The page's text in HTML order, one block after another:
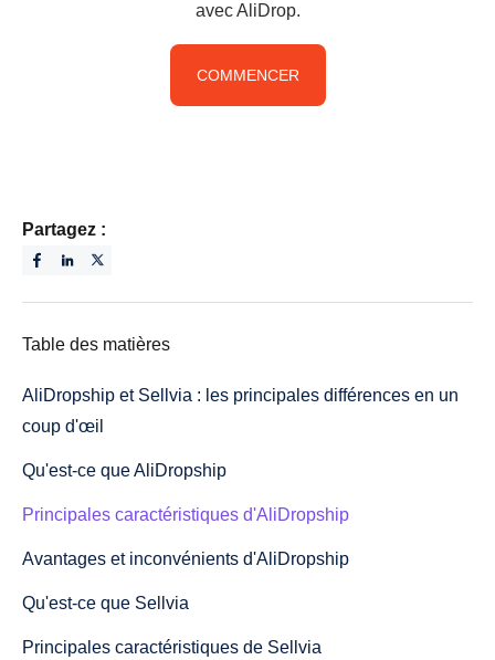
avec AliDrop.
COMMENCER
Partagez :
Table des matières
AliDropship et Sellvia : les principales différences en un
coup d'œil
Qu'est-ce que AliDropship
Principales caractéristiques d'AliDropship
Avantages et inconvénients d'AliDropship
Qu'est-ce que Sellvia
Principales caractéristiques de Sellvia